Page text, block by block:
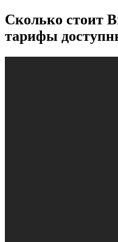
Сколько стоит
тарифы